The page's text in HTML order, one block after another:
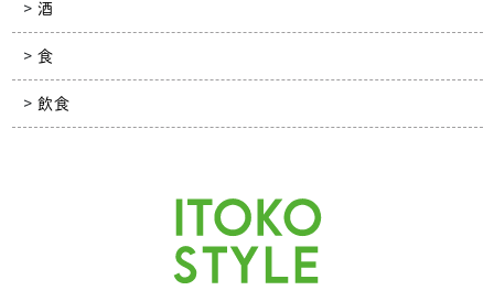
酒
食
飲食